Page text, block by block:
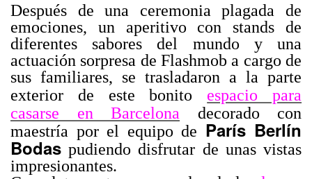
Después de una ceremonia plagada de
emociones, un aperitivo con stands de
diferentes sabores del mundo y una
actuación sorpresa de Flashmob a cargo de
sus familiares, se trasladaron a la parte
exterior de este bonito espacio para
casarse en Barcelona decorado con
maestría por el equipo de París Berlín
Bodas pudiendo disfrutar de unas vistas
impresionantes.